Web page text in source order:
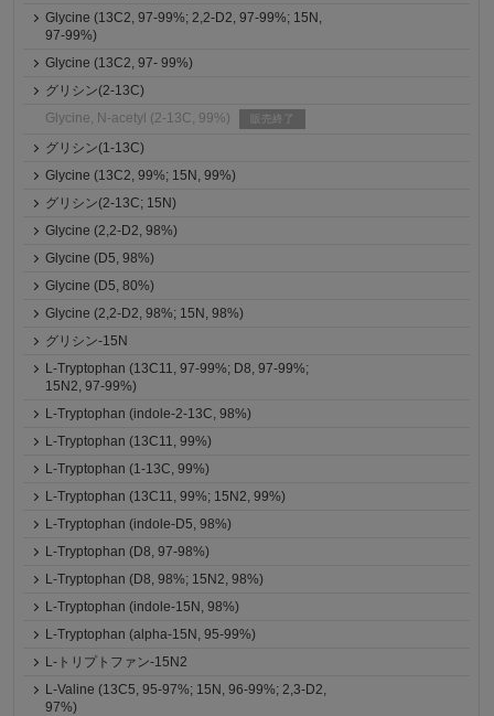
Glycine (13C2, 97-99%; 2,2-D2, 97-99%; 15N,
97-99%)
Glycine (13C2, 97- 99%)
グリシン(2-13C)
Glycine, N-acetyl (2-13C, 99%)
販売終了
グリシン(1-13C)
Glycine (13C2, 99%; 15N, 99%)
グリシン(2-13C; 15N)
Glycine (2,2-D2, 98%)
Glycine (D5, 98%)
Glycine (D5, 80%)
Glycine (2,2-D2, 98%; 15N, 98%)
グリシン-15N
L-Tryptophan (13C11, 97-99%; D8, 97-99%;
15N2, 97-99%)
L-Tryptophan (indole-2-13C, 98%)
L-Tryptophan (13C11, 99%)
L-Tryptophan (1-13C, 99%)
L-Tryptophan (13C11, 99%; 15N2, 99%)
L-Tryptophan (indole-D5, 98%)
L-Tryptophan (D8, 97-98%)
L-Tryptophan (D8, 98%; 15N2, 98%)
L-Tryptophan (indole-15N, 98%)
L-Tryptophan (alpha-15N, 95-99%)
L-トリプトファン-15N2
L-Valine (13C5, 95-97%; 15N, 96-99%; 2,3-D2,
97%)